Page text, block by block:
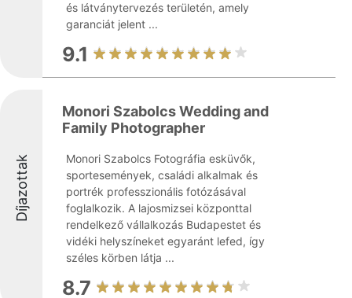
és látványtervezés területén, amely
garanciát jelent ...
9.1
Díjazottak
Monori Szabolcs Wedding and
Family Photographer
Monori Szabolcs Fotográfia esküvők,
sportesemények, családi alkalmak és
portrék professzionális fotózásával
foglalkozik. A lajosmizsei központtal
rendelkező vállalkozás Budapestet és
vidéki helyszíneket egyaránt lefed, így
széles körben látja ...
8.7